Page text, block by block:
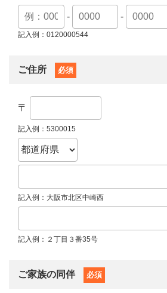
- -
記入例：0120000544
ご住所 必須
〒
記入例：5300015
記入例：大阪市北区中崎西
記入例：２丁目３番35号
ご家族の同伴 必須